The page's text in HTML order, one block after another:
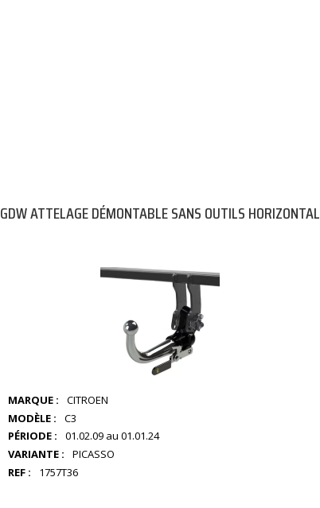
GDW ATTELAGE DÉMONTABLE SANS OUTILS HORIZONTAL
MARQUE :
CITROEN
MODÈLE :
C3
PÉRIODE :
01.02.09 au 01.01.24
VARIANTE :
PICASSO
REF :
1757T36